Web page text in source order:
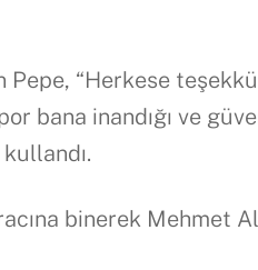
“Herkese
bana inandığı ve
binerek Mehmet